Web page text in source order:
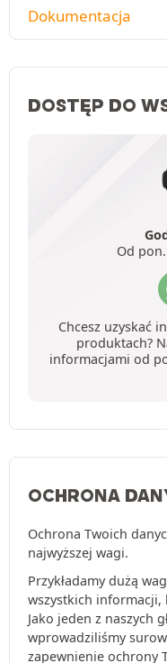
Dokumentacja
DOSTĘP DO
Od
Chcesz uzyskać
produktach?
informacjami od
OCHRONA
Ochrona Twoich
najwyższej wagi.
Przykładamy dużą
wszystkich informacji,
Jako jeden z naszych
wprowadziliśmy
zapewnienie ochrony